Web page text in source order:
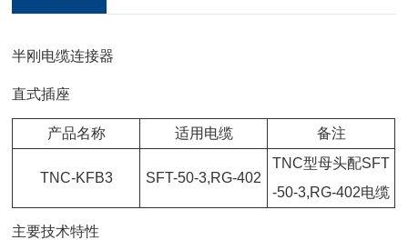
半刚电缆连接器
直式插座
产品名称 适用电缆 备注
TNC-KFB3 SFT-50-3,RG-402
TNC型母头配SFT
-50-3,RG-402电缆
主要技术特性